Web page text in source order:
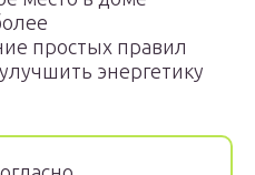
простых правил
энергетику